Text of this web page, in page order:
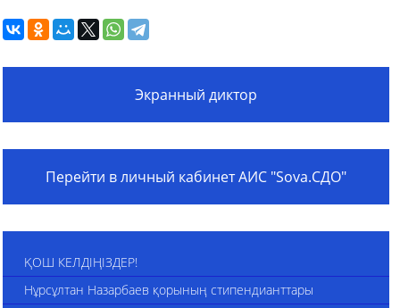
Экранный диктор
Перейти в личный кабинет АИС "Sova.СДО"
ҚОШ КЕЛДІҢІЗДЕР!
Нұрсұлтан Назарбаев қорының стипендианттары